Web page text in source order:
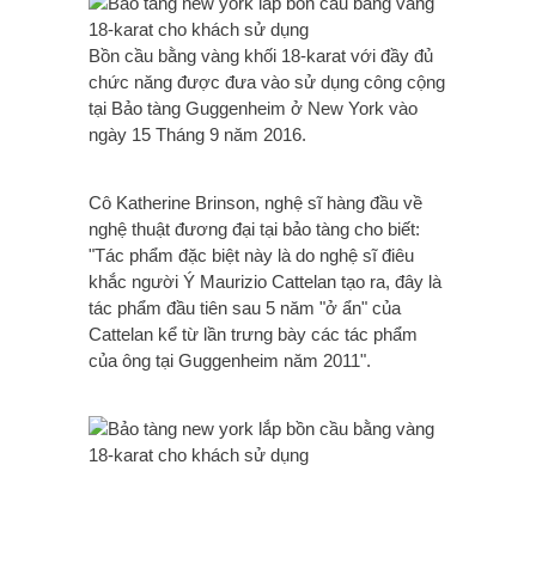
Bồn cầu bằng vàng khối 18-karat với đầy đủ
chức năng được đưa vào sử dụng công cộng
tại Bảo tàng Guggenheim ở New York vào
ngày 15 Tháng 9 năm 2016.
Cô Katherine Brinson, nghệ sĩ hàng đầu về
nghệ thuật đương đại tại bảo tàng cho biết:
"Tác phẩm đặc biệt này là do nghệ sĩ điêu
khắc người Ý Maurizio Cattelan tạo ra, đây là
tác phẩm đầu tiên sau 5 năm "ở ẩn" của
Cattelan kể từ lần trưng bày các tác phẩm
của ông tại Guggenheim năm 2011".